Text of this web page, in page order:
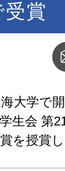
賞
大学で
生会 第
を授賞し